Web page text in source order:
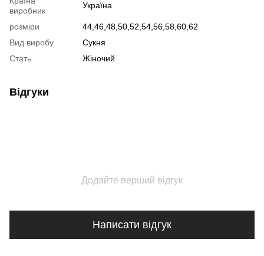
виробник
Україна
розміри
44,46,48,50,52,54,56,58,60,62
Вид виробу
Сукня
Стать
Жіночий
Відгуки
Додайте перший відгук
Написати відгук